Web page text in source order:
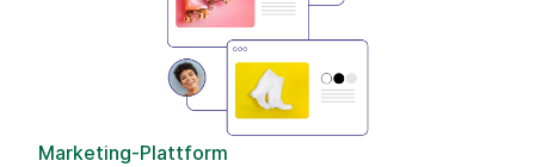
Marketing-Plattform